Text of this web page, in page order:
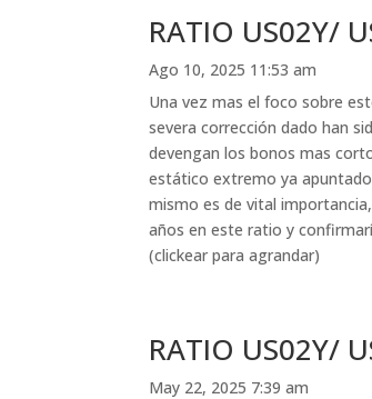
RATIO US02Y/
Ago 10, 2025 11:53 am
Una vez mas el foco sobre
severa corrección dado han
devengan los bonos mas
estático extremo ya
mismo es de vital
años en este ratio y
(clickear para agrandar)
RATIO US02Y/
May 22, 2025 7:39 am